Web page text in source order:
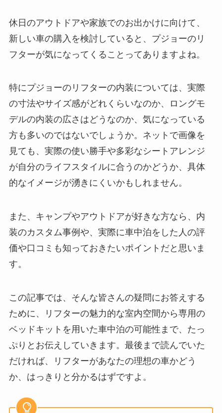
休日のアウトドアや家族でのお出かけに向けて、
新しい車の購入を検討していると、プジョーのリ
フターが気になってくることってありますよね。
特にプジョーのリフターの内装については、実際
の寸法やサイズ感がどれくらいなのか、ロングモ
デルの内装の広さはどうなのか、気になっている
方も多いのではないでしょうか。ネットで画像を
見ても、実際の使い勝手や多彩なシートアレンジ
が自分のライフスタイルに合うのかどうか、具体
的なイメージが湧きにくいかもしれません。
また、キャンプやアウトドアが好きな方なら、内
装のカスタム事例や、実際に車中泊をした人の評
価や口コミも知っておきたいポイントだと思いま
す。
この記事では、そんな皆さんの疑問にお答えする
ために、リフターの魅力的な室内空間から専用の
ベッドキットを用いた車中泊の可能性まで、たっ
ぷりとお伝えしていきます。最後まで読んでいた
だければ、リフターがあなたの理想の車かどう
か、はっきりと分かるはずですよ。